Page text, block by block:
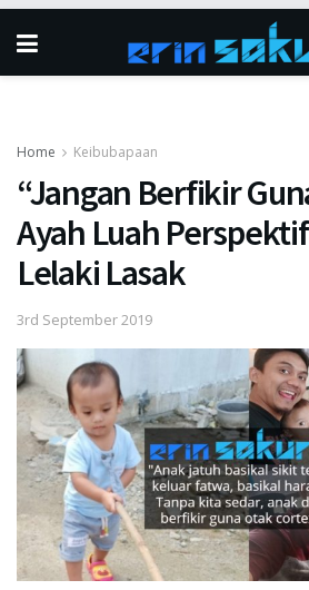
Home Keibubapaan
“Jangan Berfikir
Ayah Luah
Lelaki Lasak
3rd September 2019